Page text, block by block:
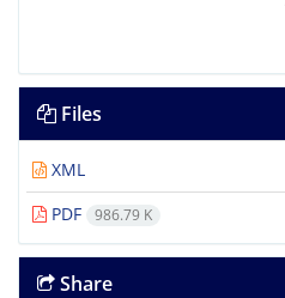
Files
XML
PDF
986.79 K
Share